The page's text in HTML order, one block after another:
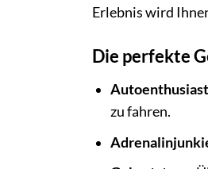
Erlebnis wird
Die perfekte
zu fahren.